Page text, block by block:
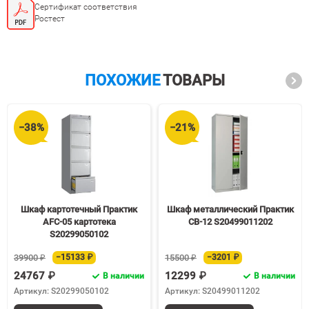
Сертификат соответствия
Ростест
ПОХОЖИЕТОВАРЫ
−38%
Шкаф картотечный Практик
AFC-05 картотека
S20299050102
39900 ₽ −15133 ₽
24767 ₽
В наличии
Артикул: S20299050102
−21%
Шкаф металлический Практик
СВ-12 S20499011202
15500 ₽ −3201 ₽
12299 ₽
В наличии
Артикул: S20499011202